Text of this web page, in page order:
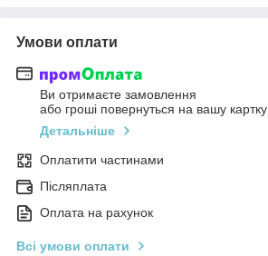
Умови оплати
Ви отримаєте замовлення
або гроші повернуться на вашу картку
Детальніше
Оплатити частинами
Післяплата
Оплата на рахунок
Всі умови оплати